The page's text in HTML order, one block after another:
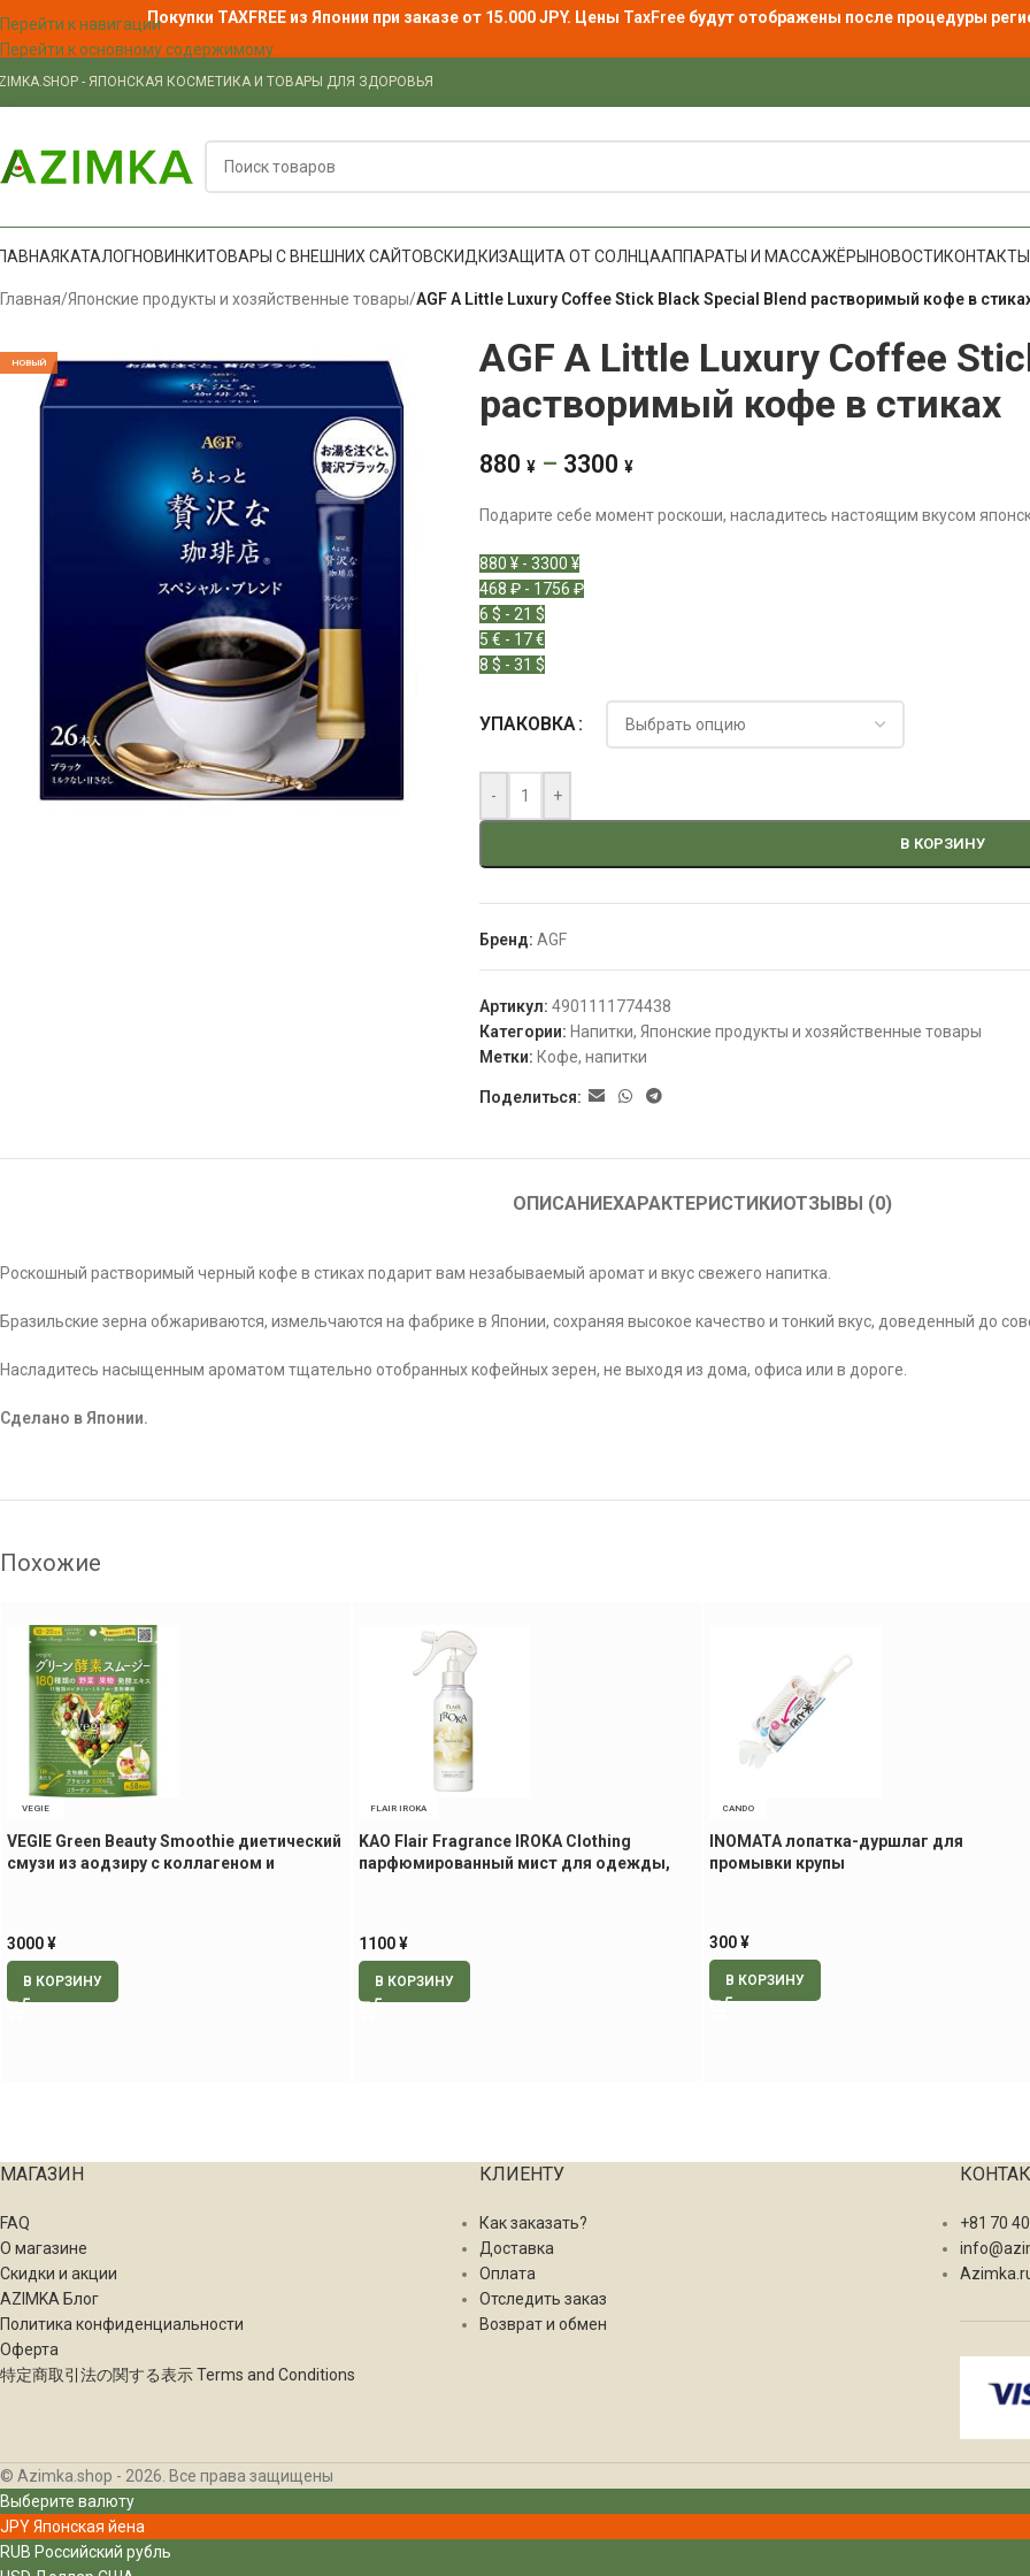
Перейти к навигации
Перейти к основному содержимому
Покупки TAXFREE из Японии при заказе от 15.000 JPY. Цены TaxFree будут отображены после процедуры
- ЯПОНСКАЯ КОСМЕТИКА И ТОВАРЫ ДЛЯ ЗДОРОВЬЯ
КАТАЛОГНОВИНКИТОВАРЫ С ВНЕШНИХ САЙТОВСКИДКИЗАЩИТА ОТ СОЛНЦААППАРАТЫ И МАССАЖЁРЫНОВОСТИКОНТАКТЫ
Главная/Японские продукты и хозяйственные товары/AGF A Little Luxury Coffee Stick Black Special Blend растворимый кофе в
НОВЫЙ
AGF A Little Luxury Coffee
растворимый кофе в стиках
880¥ – 3300¥
Подарите себе момент роскоши, насладитесь настоящим вкусом
880 ¥ - 3300 ¥
468 ₽ - 1756 ₽
6 $ - 21 $
5 € - 17 €
8 $ - 31 $
УПАКОВКА
- +
В КОРЗИНУ
Бренд: AGF
Артикул:4901111774438
Категории: Напитки, Японские продукты и хозяйственные товары
Метки: Кофе, напитки
Поделиться:
ОПИСАНИЕХАРАКТЕРИСТИКИОТЗЫВЫ (0)
Роскошный растворимый черный кофе в стиках подарит вам незабываемый аромат и вкус свежего напитка.
Бразильские зерна обжариваются, измельчаются на фабрике в Японии, сохраняя высокое качество и тонкий вкус, доведенный до
Насладитесь насыщенным ароматом тщательно отобранных кофейных зерен, не выходя из дома, офиса или в дороге.
Сделано в Японии.
Похожие
VEGIE
VEGIE Green Beauty Smoothie диетический
смузи из аодзиру с коллагеном и
3000¥
В КОРЗИНУ
FLAIR IROKA
KAO Flair Fragrance IROKA Clothing
парфюмированный мист для одежды,
1100¥
В КОРЗИНУ
CANDO
INOMATA лопатка-дуршлаг для
промывки крупы
300¥
В КОРЗИНУ
МАГАЗИН
FAQ
О магазине
Скидки и акции
AZIMKA Блог
Политика конфиденциальности
Оферта
特定商取引法の関する表示 Terms and Conditions
КЛИЕНТУ
Как заказать?
Доставка
Оплата
Отследить заказ
Возврат и обмен
+81 70
© Azimka.shop - 2026. Все права защищены
Выберите валюту
JPYЯпонская йена
RUB Российский рубль